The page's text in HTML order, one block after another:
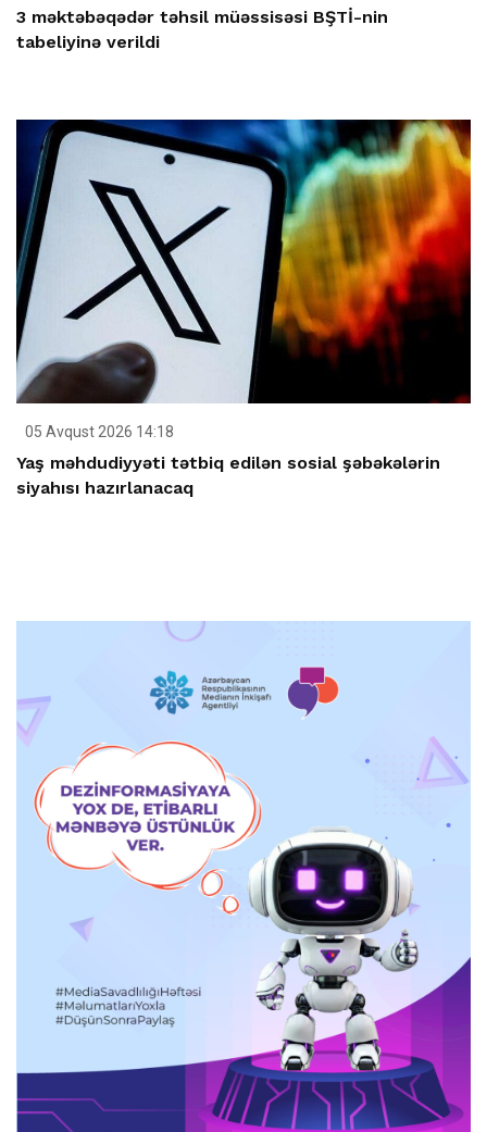
3 məktəbəqədər təhsil müəssisəsi BŞTİ-nin
tabeliyinə verildi
05 Avqust 2026 14:18
Yaş məhdudiyyəti tətbiq edilən sosial şəbəkələrin
siyahısı hazırlanacaq